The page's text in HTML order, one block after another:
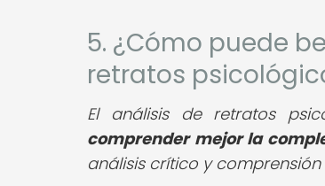
5. ¿Cómo puede
retratos
El análisis de retratos
comprender mejor la
análisis crítico y